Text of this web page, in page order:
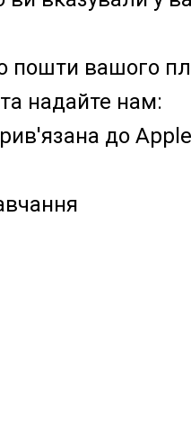
пошти вашого
надайте нам:
до